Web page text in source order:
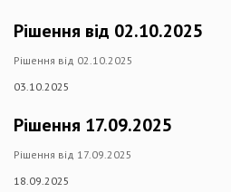
Рішення від 02.10.2025
Рішення від 02.10.2025
03.10.2025
Рішення 17.09.2025
Рішення від 17.09.2025
18.09.2025